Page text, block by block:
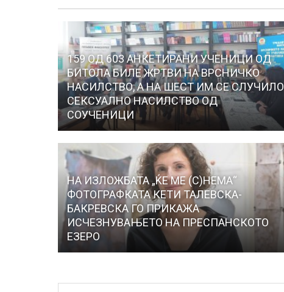
159 ОД 603 АНКЕТИРАНИ УЧЕНИЦИ ОД
БИТОЛА БИЛЕ ЖРТВИ НА ВРСНИЧКО
НАСИЛСТВО, А НА ШЕСТ ИМ СЕ СЛУЧИЛО
СЕКСУАЛНО НАСИЛСТВО ОД
СОУЧЕНИЦИ
НА ИЗЛОЖБАТА „ЌЕ МЕ (С)НЕМА“
ФОТОГРАФКАТА КЕТИ ТАЛЕВСКА-
БАКРЕВСКА ГО ПРИКАЖА
ИСЧЕЗНУВАЊЕТО НА ПРЕСПАНСКОТО
ЕЗЕРО